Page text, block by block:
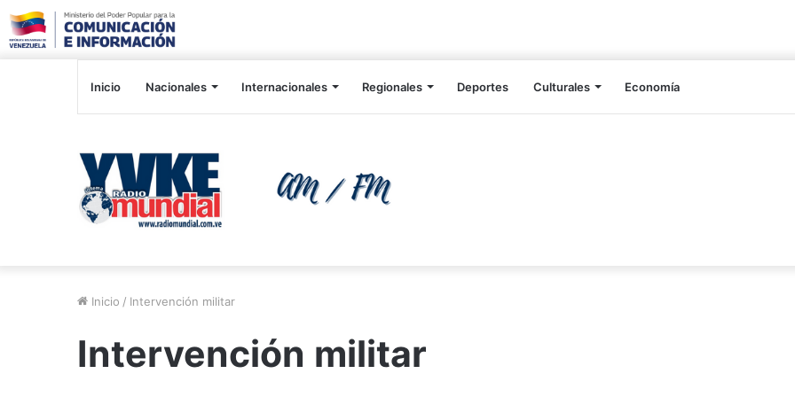
Inicio Nacionales Internacionales Regionales Deportes Culturales Economía
Inicio / Intervención militar
Intervención militar